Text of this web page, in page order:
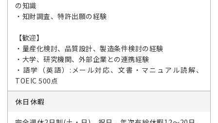
の知識
・知財調査、特許出願の経験
【歓迎】
・量産化検討、品質設計、製造条件検討の経験
・大学、研究機関、外部企業との連携経験
・語学（英語）:メール対応、文書・マニュアル読解、
TOEIC 500点
休日休暇